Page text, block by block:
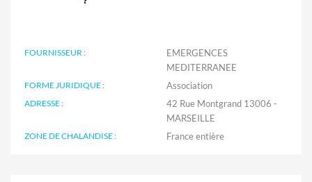
FOURNISSEUR :
EMERGENCES
MEDITERRANEE
FORME JURIDIQUE : Association
ADRESSE :
42 Rue Montgrand 13006 -
MARSEILLE
ZONE DE CHALANDISE :